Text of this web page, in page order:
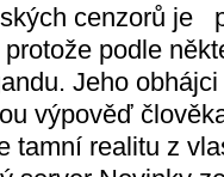
cenzorů je
podle
Jeho
výpověď
tamní realitu z